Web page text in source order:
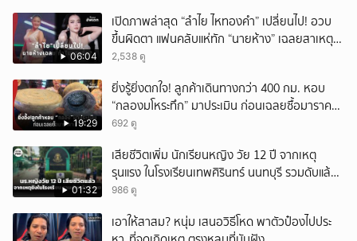
06:04
เปิดภาพล่าสุด “ลำไย ไหทองคำ” เปลี่ยนไป! อวบ
ขึ้นผิดตา แฟนคลับแห่ทัก “นายห้าง” เฉลยสาเหตุ
ชัด!
2,538 ดู
19:29
ยิ่งรู้ยิ่งตกใจ! ลูกค้าเดินทางกว่า 400 กม. หอบ
“กลองมโหระทึก” มาประเมิน ก่อนเฉลยซื้อมาราคา
เท่าไหร่?
692 ดู
01:32
เสียชีวิตเพิ่ม นักเรียนหญิง วัย 12 ปี จากเหตุ
รุนแรง ในโรงเรียนเทพศิรินทร์ นนทบุรี รวมดับแล้ว
9 ราย
986 ดู
เอาให้สาสม? หนุ่ม เสนอวิธีโหด พาตัวป๋องไปประ